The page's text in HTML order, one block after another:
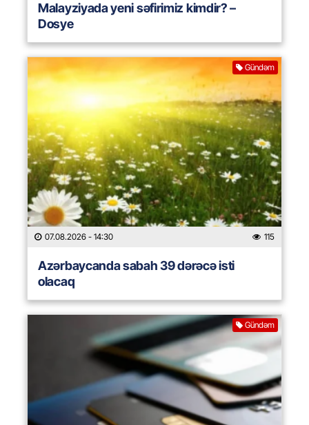
Malayziyada yeni səfirimiz kimdir? –
Dosye
Gündəm
07.08.2026 - 14:30 115
Azərbaycanda sabah 39 dərəcə isti
olacaq
Gündəm